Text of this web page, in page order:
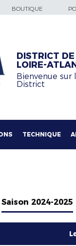
BOUTIQUE
DISTRICT
LOIRE-
Bienvenue
District
TECHNIQUE
Saison 2024-2025